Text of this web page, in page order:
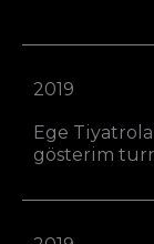
2019
Ege
gösterim